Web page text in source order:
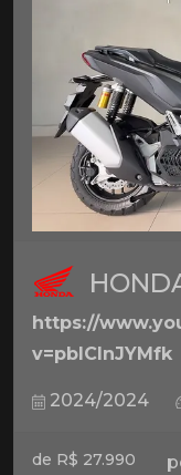
https://
v=pbICInJYMfk
2024/2024
de R$ 27.990